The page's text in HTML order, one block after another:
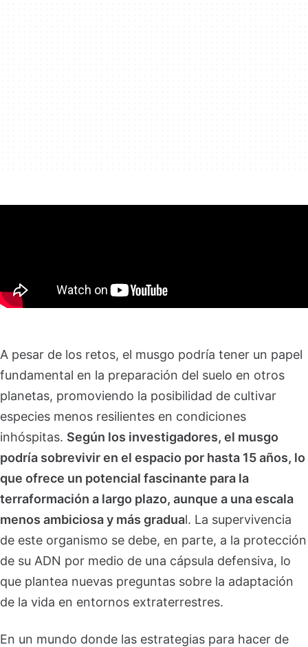
A pesar de los retos, el musgo podría tener un papel
fundamental en la preparación del suelo en otros
planetas, promoviendo la posibilidad de cultivar
especies menos resilientes en condiciones
inhóspitas. Según los investigadores, el musgo
podría sobrevivir en el espacio por hasta 15 años, lo
que ofrece un potencial fascinante para la
terraformación a largo plazo, aunque a una escala
menos ambiciosa y más gradual. La supervivencia
de este organismo se debe, en parte, a la protección
de su ADN por medio de una cápsula defensiva, lo
que plantea nuevas preguntas sobre la adaptación
de la vida en entornos extraterrestres.
En un mundo donde las estrategias para hacer de